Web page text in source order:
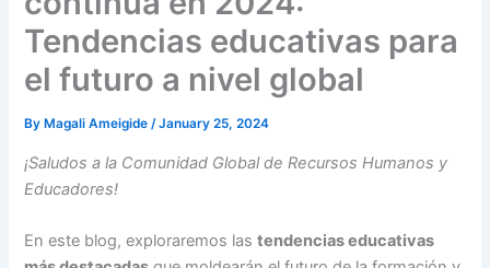
Tendencias educativas para
el futuro a nivel global
By Magali Ameigide/January 25, 2024
¡Saludos a la Comunidad Global de Recursos Humanos y
Educadores!
En este blog, exploraremos lastendencias educativas